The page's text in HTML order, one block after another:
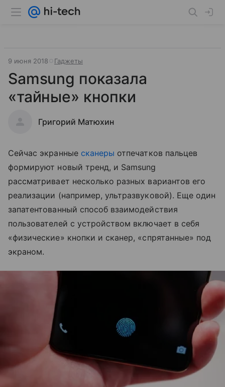
9 июня 2018 Гаджеты
Samsung показала
«тайные» кнопки
Григорий Матюхин
Сейчас экранные сканеры отпечатков пальцев
формируют новый тренд, и Samsung
рассматривает несколько разных вариантов его
реализации (например, ультразвуковой). Еще один
запатентованный способ взаимодействия
пользователей с устройством включает в себя
«физические» кнопки и сканер, «спрятанные» под
экраном.